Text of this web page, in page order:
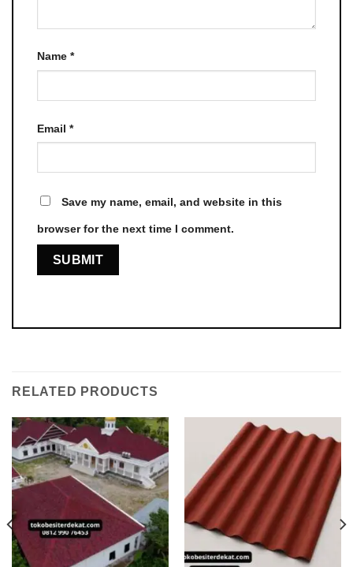
Name *
Email *
Save my name, email, and website in this
browser for the next time I comment.
RELATED PRODUCTS